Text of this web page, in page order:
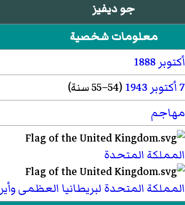
جو ديفيز
معلومات شخصية
أكتوبر 1888
7 أكتوبر 1943 (54–55 سنة)
مهاجم
المملكة المتحدة
المملكة المتحدة لبريطانيا العظمى